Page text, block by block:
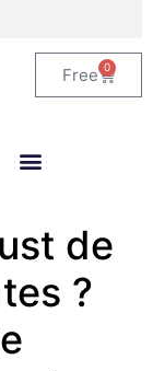
Free 0
de
?